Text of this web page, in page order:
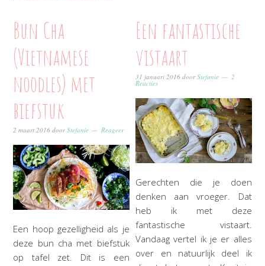
Bun Cha
(Vietnamese
noodles) met
biefstuk
2 maart 2016 doorStefanie Reageer
Een hoop gezelligheid als je
deze bun cha met biefstuk
op tafel zet. Dit is een
Een fantastische
vistaart
31 januari 2016 doorStefanie 2
Reacties
Gerechten die je doen
denken aan vroeger. Dat
heb ik met deze
fantastische vistaart.
Vandaag vertel ik je er alles
over en natuurlijk deel ik